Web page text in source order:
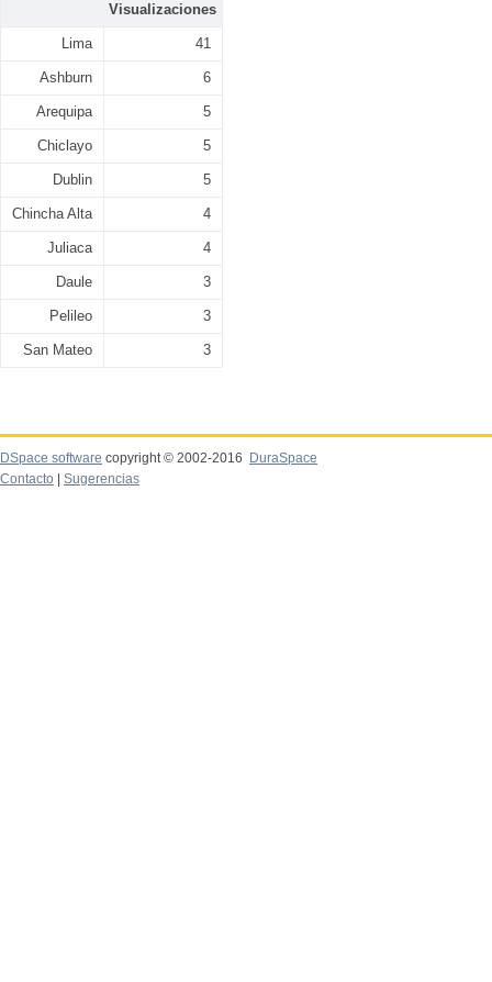
Visualizaciones
Lima 41
Ashburn 6
Arequipa 5
Chiclayo 5
Dublin 5
Chincha Alta 4
Juliaca 4
Daule 3
Pelileo 3
San Mateo 3
DSpace software copyright © 2002-2016
DuraSpace
Contacto
Sugerencias